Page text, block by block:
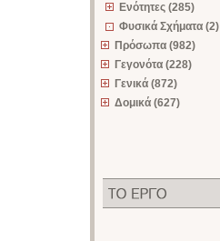
Ενότητες (285)
Φυσικά Σχήματα (2)
Πρόσωπα (982)
Γεγονότα (228)
Γενικά (872)
Δομικά (627)